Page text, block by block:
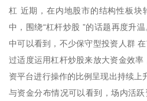
杠 近期，在内地股市的结构性板块
中，围绕“杠杆炒股 ”的话题再度升
中可以看到，不少保守型投资人群
过适度运用杠杆炒股来放大资金效
资平台进行操作的比例呈现出持续上
与资金分布情况可以看到，场内活